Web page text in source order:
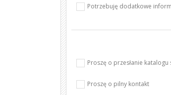
Potrzebuję dodatkowe
Proszę o przesłanie
Proszę o pilny kontakt